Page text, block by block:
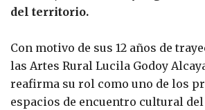
del territorio.
Con motivo de sus 12 años de
las Artes Rural Lucila Godoy
reafirma su rol como uno de los
espacios de encuentro cultural